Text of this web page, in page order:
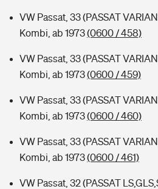
VW Passat, 33 (PASSAT
Kombi, ab 1973(0600 / 458)
VW Passat, 33 (PASSAT
Kombi, ab 1973(0600 / 459)
VW Passat, 33 (PASSAT
Kombi, ab 1973(0600 / 460)
VW Passat, 33 (PASSAT
Kombi, ab 1973(0600 / 461)
VW Passat, 32 (PASSAT